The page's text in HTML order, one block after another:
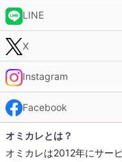
LINE
X
Instagram
Facebook
オミカレとは？
オミカレは2012年にサー